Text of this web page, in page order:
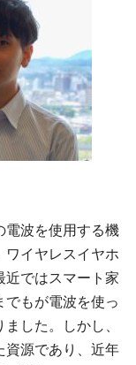
電波を使用する機
ワイヤレスイヤホ
近ではスマート家
でもが電波を使っ
した。しかし、
資源であり、近年